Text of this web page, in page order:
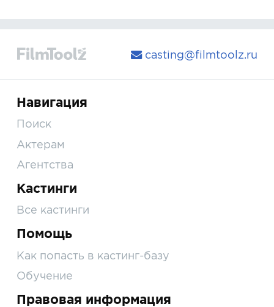
casting@filmtoolz.ru
Навигация
Поиск
Актерам
Агентства
Кастинги
Все кастинги
Помощь
Как попасть в кастинг-базу
Обучение
Правовая информация